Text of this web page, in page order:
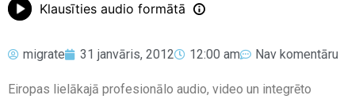
Klausīties audio formātā
migrate 31 janvāris, 2012 12:00 am Nav komentāru
Eiropas lielākajā profesionālo audio, video un integrēto